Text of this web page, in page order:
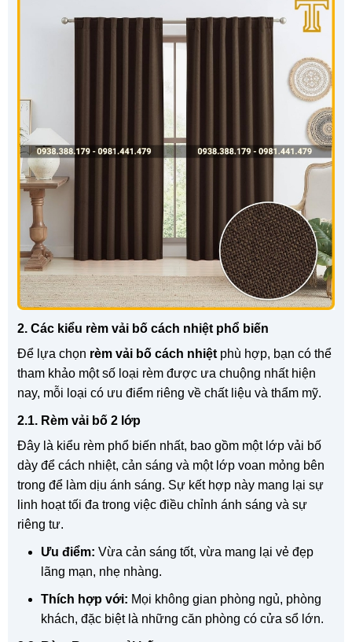
2. Các kiểu rèm vải bố cách nhiệt phổ biến
Để lựa chọn rèm vải bố cách nhiệt phù hợp, bạn có thể
tham khảo một số loại rèm được ưa chuộng nhất hiện
nay, mỗi loại có ưu điểm riêng về chất liệu và thẩm mỹ.
2.1. Rèm vải bố 2 lớp
Đây là kiểu rèm phổ biến nhất, bao gồm một lớp vải bố
dày để cách nhiệt, cản sáng và một lớp voan mỏng bên
trong để làm dịu ánh sáng. Sự kết hợp này mang lại sự
linh hoạt tối đa trong việc điều chỉnh ánh sáng và sự
riêng tư.
Ưu điểm: Vừa cản sáng tốt, vừa mang lại vẻ đẹp
lãng mạn, nhẹ nhàng.
Thích hợp với: Mọi không gian phòng ngủ, phòng
khách, đặc biệt là những căn phòng có cửa sổ lớn.